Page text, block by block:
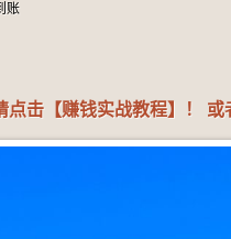
账
点击【赚钱实战教程】！ 或